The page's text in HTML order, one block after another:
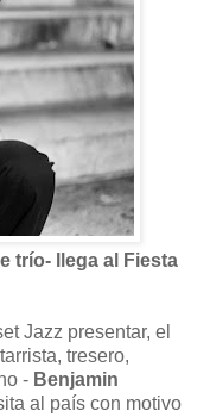
trío- llega al Fiesta
Jazz presentar, el
tresero,
- Benjamin
al país con motivo